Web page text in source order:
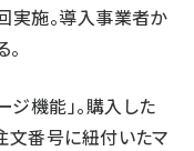
実施。導入事業者か
機能」。購入した
文番号に紐付いたマ